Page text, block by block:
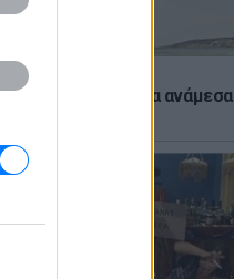
το σύγκαμα ανάμεσα